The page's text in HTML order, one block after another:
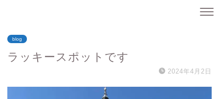
blog
ラッキースポットです
2024年4月2日